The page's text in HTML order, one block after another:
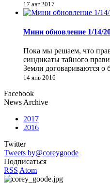
17 авг 2017
Мини обновление 1/14/
Пока мы решаем, что
синдикаты тайного
Земли договариваются о
14 янв 2016
Facebook
News Archive
2017
2016
Twitter
Tweets by@coreygoode
Подписаться
RSS Atom